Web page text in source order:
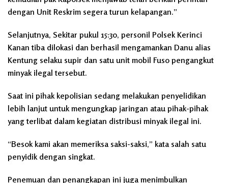
dengan Unit Reskrim segera turun kelapangan.”
Selanjutnya, Sekitar pukul 15:30, personil Polsek Kerinci
Kanan tiba dilokasi dan berhasil mengamankan Danu alias
Kentung selaku supir dan satu unit mobil Fuso pengangkut
minyak ilegal tersebut.
Saat ini pihak kepolisian sedang melakukan penyelidikan
lebih lanjut untuk mengungkap jaringan atau pihak-pihak
yang terlibat dalam kegiatan distribusi minyak ilegal ini.
“Besok kami akan memeriksa saksi-saksi,” kata salah satu
penyidik dengan singkat.
Penemuan dan penangkapan ini juga menimbulkan